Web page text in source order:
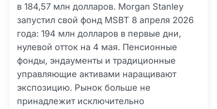
в 184,57 млн долларов. Morgan Stanley
запустил свой фонд MSBT 8 апреля 2026
года: 194 млн долларов в первые дни,
нулевой отток на 4 мая. Пенсионные
фонды, эндаументы и традиционные
управляющие активами наращивают
экспозицию. Рынок больше не
принадлежит исключительно